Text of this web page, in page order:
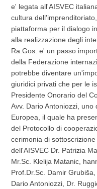
e' legata all'AISVEC
cultura
piattaforma per il dialogo
alla realizzazione degli
Ra.Gos. e' un passo
della Federazione
potrebbe diventare
giuridici privati che per le
Presidente Onorario del
Avv. Dario Antoniozzi,
Europea, il quale ha
del Protocollo di
cerimonia di
dell'AISVEC Dr. Patrizia
Mr.Sc. Klelija Matanic,
Prof.Dr.Sc. Damir
Dario Antoniozzi, Dr.